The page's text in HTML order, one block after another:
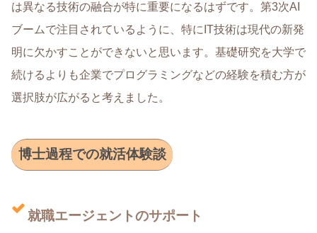
は異なる技術の融合が特に重要になるはずです。第3次AI
ブームで注目されているように、特にIT技術は現代の新発
明に欠かすことができないと思います。基礎研究を大学で
続けるよりも企業でプログラミングなどの経験を積む方が
選択肢が広がると考えました。
博士過程での就活体験談
就職エージェントのサポート